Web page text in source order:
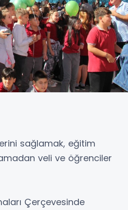
sağlamak, eğitim
veli ve öğrenciler
Çerçevesinde